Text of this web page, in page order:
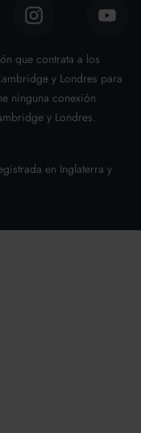
que contrata a los
y Londres para
ninguna conexión
y Londres.
en Inglaterra y